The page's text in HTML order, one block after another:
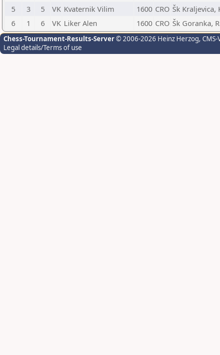
5
3 5 VK Kvaternik Vilim 1600 CRO Šk Kraljevica,
6
1 6 VK Liker Alen 1600 CRO Šk Goranka,
Chess-Tournament-Results-Server© 2006-2026 Heinz Herzog,
Legal details/Terms of use